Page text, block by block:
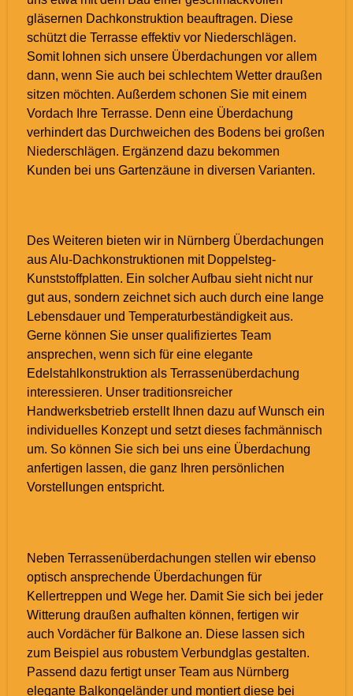
gläsernen Dachkonstruktion beauftragen. Diese
schützt die Terrasse effektiv vor Niederschlägen.
Somit lohnen sich unsere Überdachungen vor allem
dann, wenn Sie auch bei schlechtem Wetter draußen
sitzen möchten. Außerdem schonen Sie mit einem
Vordach Ihre Terrasse. Denn eine Überdachung
verhindert das Durchweichen des Bodens bei großen
Niederschlägen. Ergänzend dazu bekommen
Kunden bei uns Gartenzäune in diversen Varianten.
Des Weiteren bieten wir in Nürnberg Überdachungen
aus Alu-Dachkonstruktionen mit Doppelsteg-
Kunststoffplatten. Ein solcher Aufbau sieht nicht nur
gut aus, sondern zeichnet sich auch durch eine lange
Lebensdauer und Temperaturbeständigkeit aus.
Gerne können Sie unser qualifiziertes Team
ansprechen, wenn sich für eine elegante
Edelstahlkonstruktion als Terrassenüberdachung
interessieren. Unser traditionsreicher
Handwerksbetrieb erstellt Ihnen dazu auf Wunsch ein
individuelles Konzept und setzt dieses fachmännisch
um. So können Sie sich bei uns eine Überdachung
anfertigen lassen, die ganz Ihren persönlichen
Vorstellungen entspricht.
Neben Terrassenüberdachungen stellen wir ebenso
optisch ansprechende Überdachungen für
Kellertreppen und Wege her. Damit Sie sich bei jeder
Witterung draußen aufhalten können, fertigen wir
auch Vordächer für Balkone an. Diese lassen sich
zum Beispiel aus robustem Verbundglas gestalten.
Passend dazu fertigt unser Team aus Nürnberg
elegante Balkongeländer und montiert diese bei